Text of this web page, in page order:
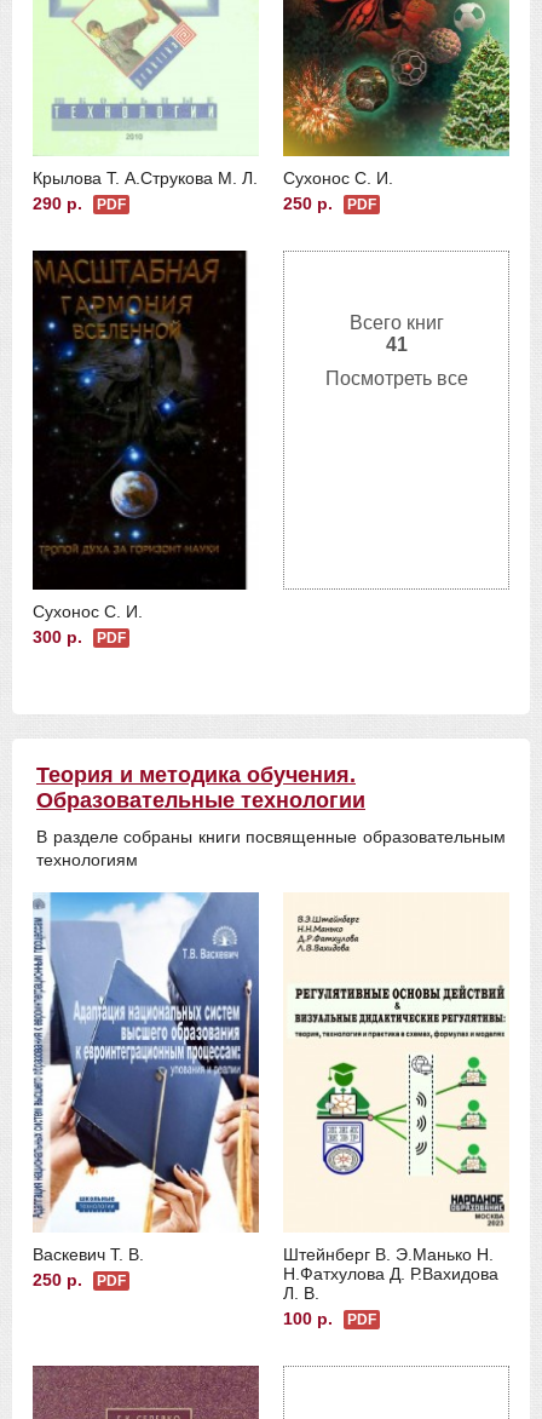
Крылова Т. А. Струкова М. Л.
290 р.
PDF
Сухонос С. И.
250 р.
PDF
Сухонос С. И.
300 р.
PDF
Всего книг
41
Посмотреть все
Теория и методика обучения.
Образовательные технологии
В разделе собраны книги посвященные образовательным
технологиям
Васкевич Т. В.
250 р.
PDF
Штейнберг В. Э. Манько Н.
Н. Фатхулова Д. Р.Вахидова
Л. В.
100 р.
PDF